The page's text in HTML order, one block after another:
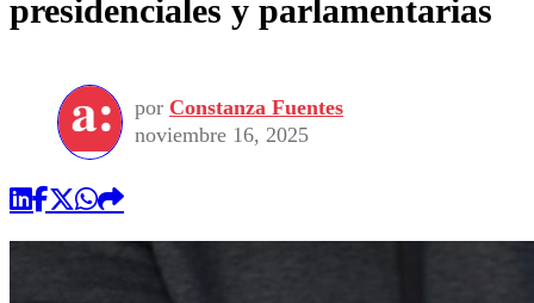
presidenciales y parlamentarias
por Constanza Fuentes
noviembre 16, 2025